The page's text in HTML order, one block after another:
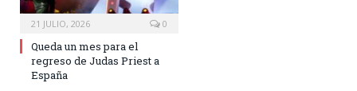
21 JULIO, 2026 0
Queda un mes para el
regreso de Judas Priest a
España